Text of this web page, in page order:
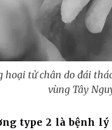
hoại tử chân do đái
vùng Tây
type 2 là bệnh